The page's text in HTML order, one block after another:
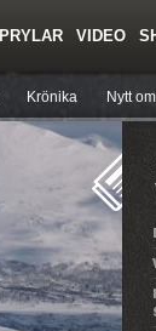
Krönika Nytt
PRYLAR VIDEO